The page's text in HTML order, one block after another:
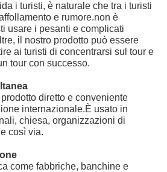
i turisti, è naturale che tra i turisti
e rumore.non è
usare i pesanti e complicati
il nostro prodotto può essere
ai turisti di concentrarsi sul tour e
tour con successo.
prodotto diretto e conveniente
internazionale.È usato in
chiesa, organizzazioni di
così via.
come fabbriche, banchine e